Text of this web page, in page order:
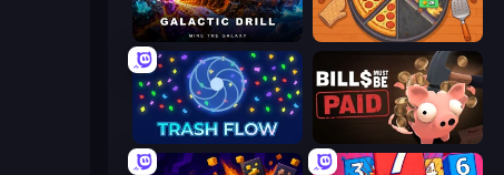
Galactic Drill Ring Restaurant
Trash Flow Bills Must Be Paid